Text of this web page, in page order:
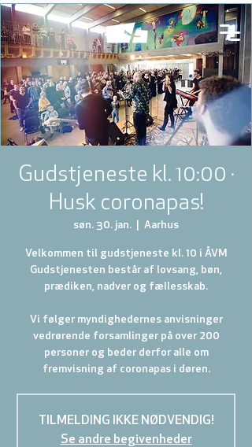
Gudstjeneste kl. 10:00 ·
Husk coronapas!
søn. 30. jan. Aarhus
Velkommen til gudstjeneste kl. 10 i ÅVM
Gudstjenesten består af lovsang, bøn,
prædiken, nadver og fællesskab.
Vi følger myndighedernes anvisninger
vedrørende forsamlinger på over 200
personer og beder derfor alle om
fremvisning af coronapas i døren.
TILMELDING IKKE NØDVENDIG!
Se andre begivenheder